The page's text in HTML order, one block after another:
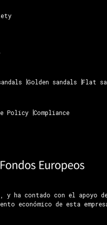
Golden sandals Flat
Policy Compliance
ha contado con el apoyo
económico de esta